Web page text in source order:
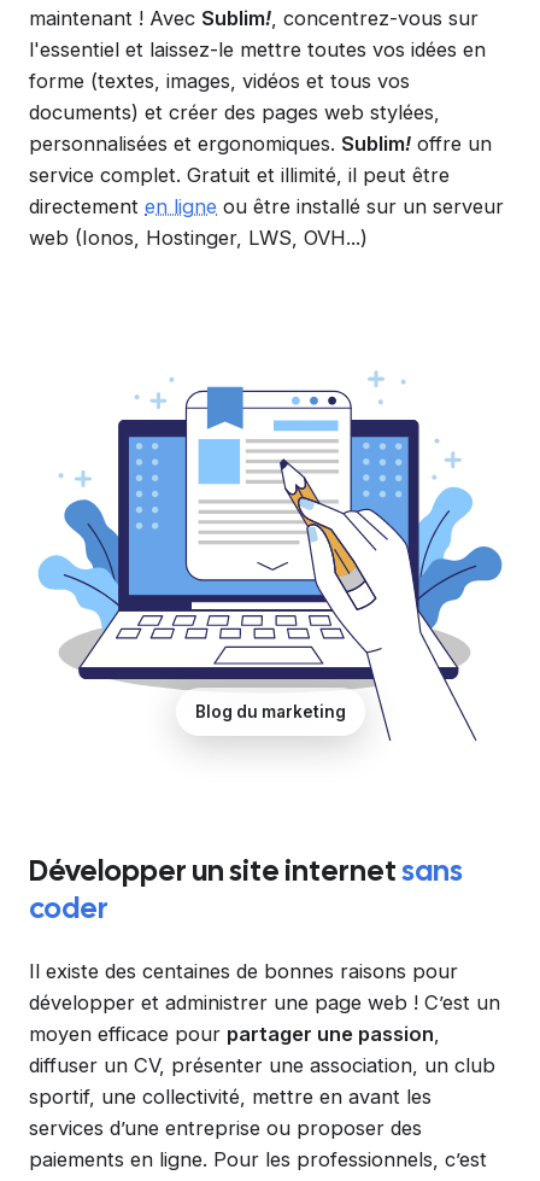
maintenant ! Avec Sublim!, concentrez-vous sur
l'essentiel et laissez-le mettre toutes vos idées en
forme (textes, images, vidéos et tous vos
documents) et créer des pages web stylées,
personnalisées et ergonomiques. Sublim! offre un
service complet. Gratuit et illimité, il peut être
directement en ligne ou être installé sur un serveur
web (Ionos, Hostinger, LWS, OVH...)
Blog du marketing
Développer un site internetsans
coder
Il existe des centaines de bonnes raisons pour
développer et administrer une page web ! C’est un
moyen efficace pour partager une passion,
diffuser un CV, présenter une association, un club
sportif, une collectivité, mettre en avant les
services d’une entreprise ou proposer des
paiements en ligne. Pour les professionnels, c’est